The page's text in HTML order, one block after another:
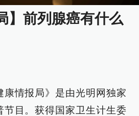
】前列腺癌有什么
康情报局》是由光明网独家
节目。获得国家卫生计生委